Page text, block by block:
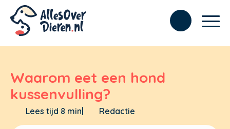
Waarom eet een hond
kussenvulling?
Lees tijd 8 min| Redactie